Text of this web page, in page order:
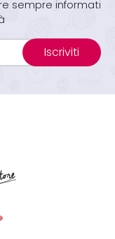
sempre informati
Iscriviti